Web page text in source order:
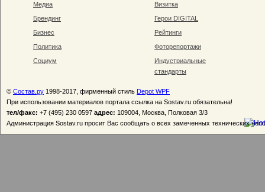
Медиа
Брендинг
Бизнес
Политика
Социум
Визитка
Герои DIGITAL
Рейтинги
Фоторепортажи
Индустриальные
стандарты
© Состав.ру 1998-2017, фирменный стиль Depot WPF
При использовании материалов портала ссылка на Sostav.ru обязательна!
тел/факс: +7 (495) 230 0597 адрес: 109004, Москва, Полковая 3/3
Администрация Sostav.ru просит Вас сообщать о всех замеченных технических